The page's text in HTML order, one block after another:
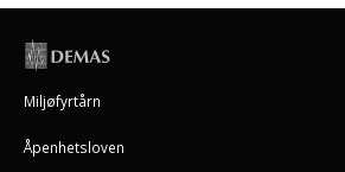
Miljøfyrtårn
Åpenhetsloven